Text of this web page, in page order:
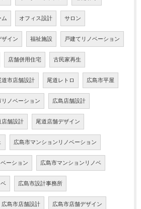
ム オフィス設計 サロン
ザイン 福祉施設 戸建てリノベーション
店舗併用住宅 古民家再生
道市店舗設計 尾道レトロ 広島市平屋
リノベーション 広島店舗設計
店舗設計 尾道店舗デザイン
広島市マンションリノベーション
ーション 広島市マンションリノベ
広島市設計事務所
広島市店舗設計 広島市店舗デザイン